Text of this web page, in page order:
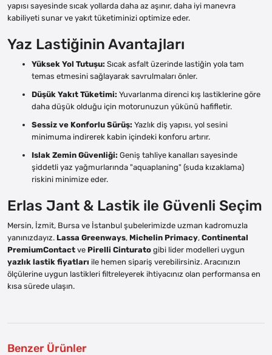
yapısı sayesinde sıcak yollarda daha az aşınır, daha iyi manevra
kabiliyeti sunar ve yakıt tüketiminizi optimize eder.
Yaz Lastiğinin Avantajları
Yüksek Yol Tutuşu: Sıcak asfalt üzerinde lastiğin yola tam
temas etmesini sağlayarak savrulmaları önler.
Düşük Yakıt Tüketimi: Yuvarlanma direnci kış lastiklerine göre
daha düşük olduğu için motorunuzun yükünü hafifletir.
Sessiz ve Konforlu Sürüş: Yazlık diş yapısı, yol sesini
minimuma indirerek kabin içindeki konforu artırır.
Islak Zemin Güvenliği: Geniş tahliye kanalları sayesinde
şiddetli yaz yağmurlarında "aquaplaning" (suda kızaklama)
riskini minimize eder.
Erlas Jant & Lastik ile Güvenli Seçim
Mersin, İzmit, Bursa ve İstanbul şubelerimizde uzman kadromuzla
yanınızdayız. Lassa Greenways, Michelin Primacy, Continental
PremiumContact ve Pirelli Cinturato gibi lider modelleri uygun
yazlık lastik fiyatları ile hemen sipariş verebilirsiniz. Aracınızın
ölçülerine uygun lastikleri filtreleyerek ihtiyacınız olan performansa en
kısa sürede ulaşın.
Benzer Ürünler